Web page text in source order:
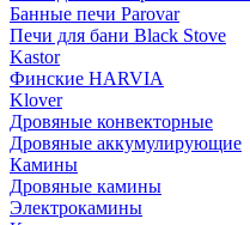
Банные печи Parovar
Печи для бани Black Stove
Kastor
Финские HARVIA
Klover
Дровяные конвекторные
Дровяные аккумулирующие
Камины
Дровяные камины
Электрокамины